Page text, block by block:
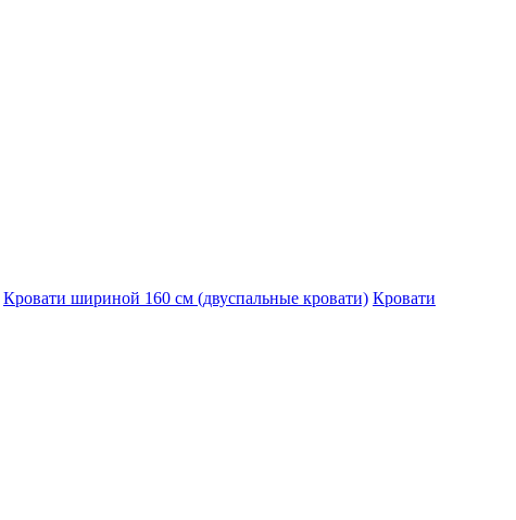
Кровати шириной 160 см (двуспальные кровати) Кровати